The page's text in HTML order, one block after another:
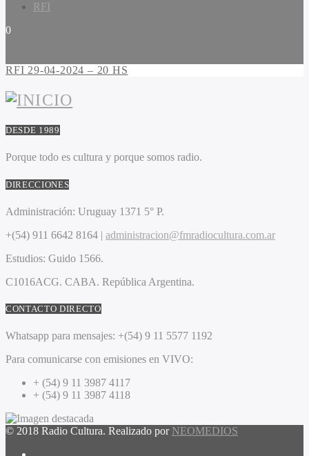
RFI
0
RFI 29-04-2024 – 20 HS
DESDE 1989
Porque todo es cultura y porque somos radio.
DIRECCIONES
Administración: Uruguay 1371 5° P.
+(54) 911 6642 8164 | administracion@fmradiocultura.com.ar
Estudios: Guido 1566.
C1016ACG. CABA. República Argentina.
CONTACTO DIRECTO
Whatsapp para mensajes: +(54) 9 11 5577 1192
Para comunicarse con emisiones en VIVO:
+ (54) 9 11 3987 4117
+ (54) 9 11 3987 4118
© 2018 Radio Cultura. Realizado por NEOMEDIOS